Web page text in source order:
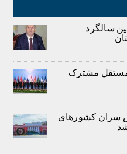
است… تقدیم به 35-مین سالگرد
مشترک
سران کشورهای